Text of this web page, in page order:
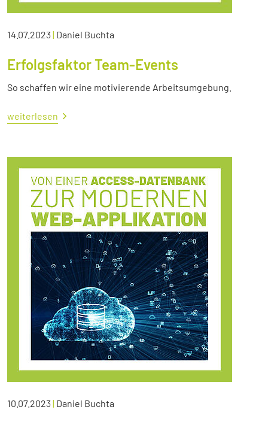
14.07.2023| Daniel Buchta
Erfolgsfaktor Team-Events
So schaffen wir eine motivierende Arbeitsumgebung.
weiterlesen
10.07.2023| Daniel Buchta